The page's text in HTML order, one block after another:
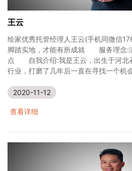
王云
绘家优秀托管经理人王云(手机同微
脚踏实地，才能有所成就 服务理念:
点 自我介绍:我是王云，出生于河北
行业，打磨了几年后一直在寻找一个机
2020-11-12
查看详细